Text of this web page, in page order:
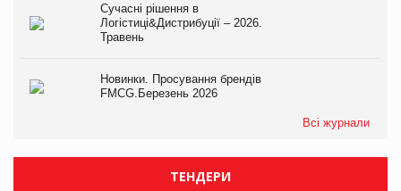
Сучасні рішення в
Логістиці&Дистрибуції – 2026.
Травень
Новинки. Просування брендів
FMCG.Березень 2026
Всі журнали
ТЕНДЕРИ